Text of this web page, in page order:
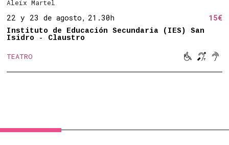
Aleix Martel
22 y 23 de agosto, 21.30h 15€
Instituto de Educación Secundaria (IES) San
Isidro - Claustro
TEATRO Movilidad
Bucle
